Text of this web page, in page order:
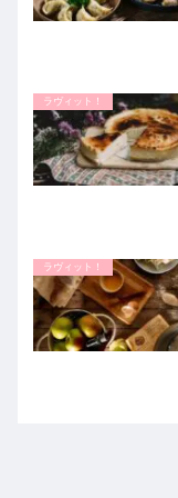
ラヴィット！
ラヴィット！